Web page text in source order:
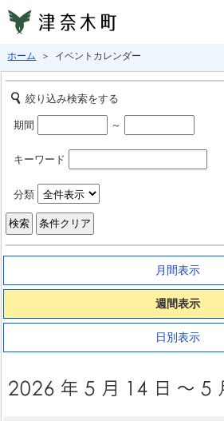
ホーム ＞ イベントカレンダー
絞り込み検索をする
期間 ～
キーワード
分類
月間表示
週間表示
日別表示